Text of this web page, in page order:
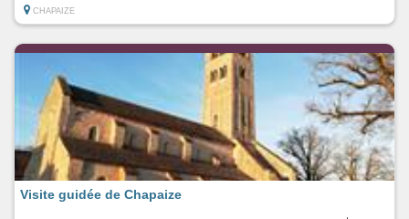
CHAPAIZE
Visite guidée de Chapaize